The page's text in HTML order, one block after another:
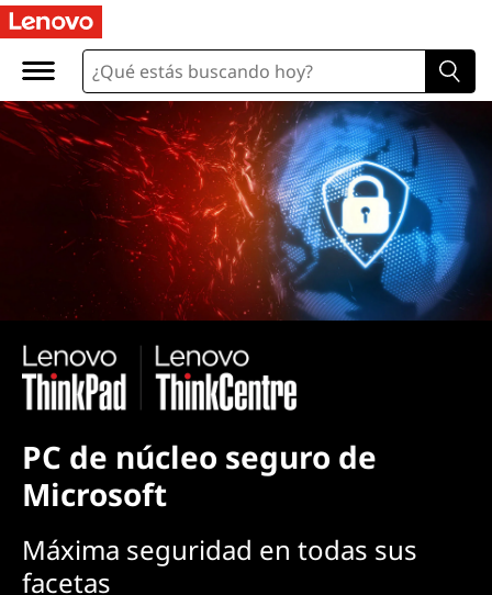
PC de núcleo seguro de
Microsoft
Máxima seguridad en todas sus
facetas